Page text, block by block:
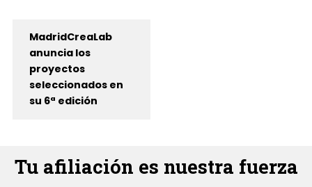
MadridCreaLab
anuncia los
proyectos
seleccionados en
su 6ª edición
Tu afiliación es nuestra fuerza